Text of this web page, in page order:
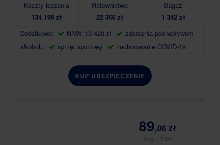
Koszty leczenia
134 199 zł
Ratownictwo
22 366 zł
Bagaż
1 342 zł
Dodatkowo:
NNW: 13 420 zł
zdarzenia pod wpływem
alkoholu
sprzęt sportowy zachorowanie COVID-19
KUP UBEZPIECZENIE
89,06 zł
2 os. / 7 dni